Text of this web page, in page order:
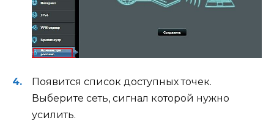
Появится список доступных точек.
Выберите сеть, сигнал которой нужно
усилить.